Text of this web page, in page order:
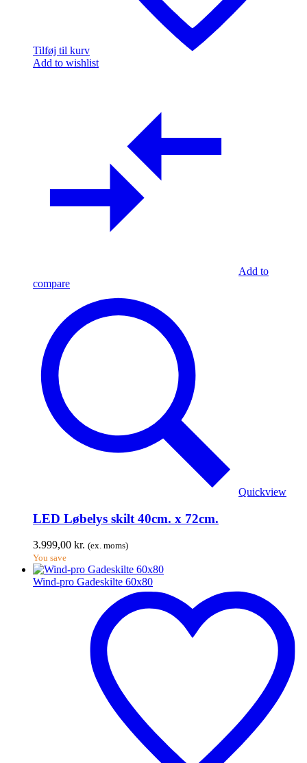
Tilføj til kurv
Add to wishlist
Add to
compare
Quickview
LED Løbelys skilt 40cm. x 72cm.
3.999,00 kr. (ex. moms)
You save
Wind-pro Gadeskilte 60x80